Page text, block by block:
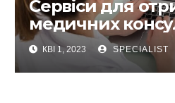
Сервіси для
медичних
онлайн не
КВІ 1, 2023 SPECIALIST